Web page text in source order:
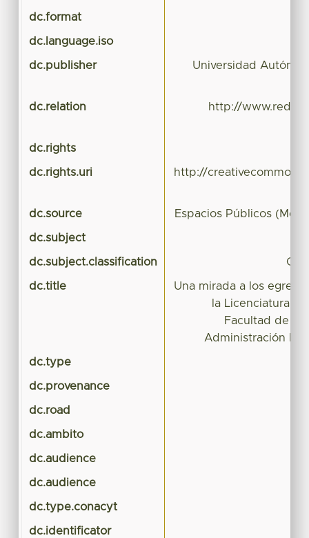
dc.format
dc.language.iso
dc.publisher Universidad
dc.relation http://
dc.rights
dc.rights.uri http://
dc.source Espacios Públicos
dc.subject
dc.subject.classification
dc.title
Una mirada a los
la Licenciatura
Facultad de
Administración
dc.type
dc.provenance
dc.road
dc.ambito
dc.audience
dc.audience
dc.type.conacyt
dc.identificator